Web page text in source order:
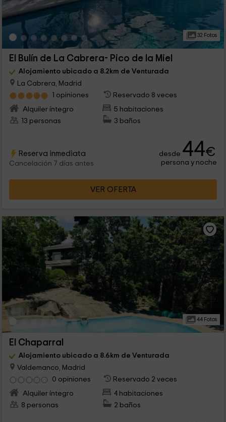
32 Fotos
El Bulín de La Cabrera- Pico de la Miel
Alojamiento ubicado a 8.2km de Venturada
La Cabrera, Madrid
1 opiniones
Reservado 8 veces
Alquiler íntegro
5 habitaciones
13 personas
3 baños
Reserva inmediata
Cancelación 7 días antes
desde 44€
persona y noche
VER OFERTA
44 Fotos
El Chaparral
Alojamiento ubicado a 8.6km de Venturada
Valdemanco, Madrid
0 opiniones
Reservado 2 veces
Alquiler íntegro
4 habitaciones
8 personas
2 baños